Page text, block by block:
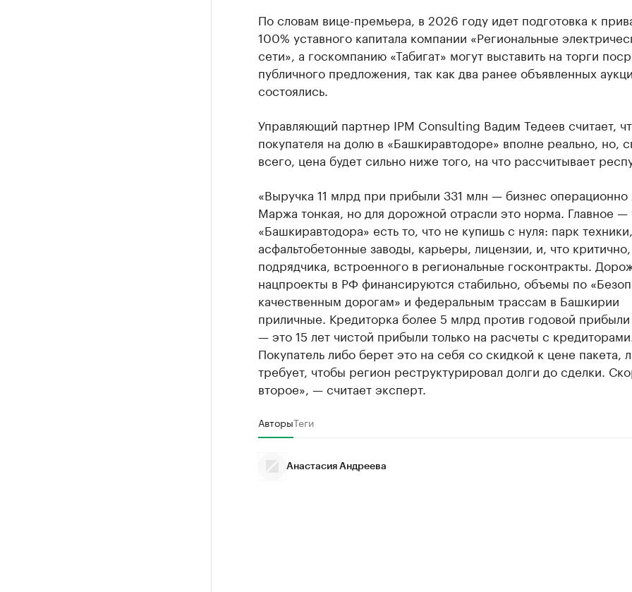
По словам вице-премьера, в 2026 году идет подготовка к
100% уставного капитала компании «Региональные
сети», а госкомпанию «Табигат» могут выставить на торги
публичного предложения, так как два ранее объявленных
состоялись.
Управляющий партнер IPM Consulting Вадим Тедеев считает,
покупателя на долю в «Башкиравтодоре» вполне реально, но,
всего, цена будет сильно ниже того, на что рассчитывает
«Выручка 11 млрд при прибыли 331 млн — бизнес операционно
Маржа тонкая, но для дорожной отрасли это норма. Главное —
«Башкиравтодора» есть то, что не купишь с нуля: парк техники,
асфальтобетонные заводы, карьеры, лицензии, и, что критично,
подрядчика, встроенного в региональные госконтракты.
нацпроекты в РФ финансируются стабильно, объемы по
качественным дорогам» и федеральным трассам в Башкирии
приличные. Кредиторка более 5 млрд против годовой
— это 15 лет чистой прибыли только на расчеты с кредиторами.
Покупатель либо берет это на себя со скидкой к цене пакета,
требует, чтобы регион реструктурировал долги до сделки.
второе», — считает эксперт.
АвторыТеги
Анастасия Андреева